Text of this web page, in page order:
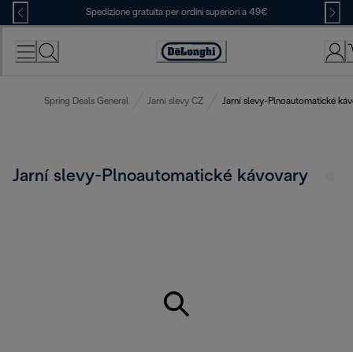
Skip
to
Content
Spedizione gratuita per ordini superiori a 49€
Accessibility
Spring Deals General Jarní slevy CZ Jarní slevy-Plnoautomatické
Jarní slevy-Plnoautomatické kávovary